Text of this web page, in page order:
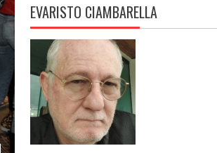
EVARISTO CIAMBARELLA